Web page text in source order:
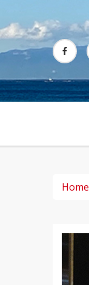
to
content
Home